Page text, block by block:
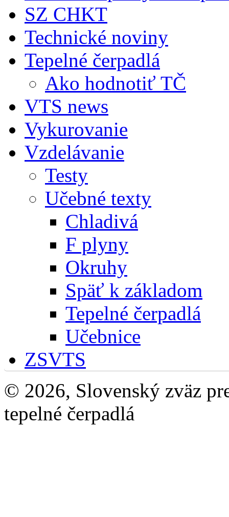
SZ CHKT
Technické noviny
Tepelné čerpadlá
Ako hodnotiť TČ
VTS news
Vykurovanie
Vzdelávanie
Testy
Učebné texty
Chladivá
F plyny
Okruhy
Späť k základom
Tepelné čerpadlá
Učebnice
ZSVTS
© 2026, Slovenský zväz
tepelné čerpadlá